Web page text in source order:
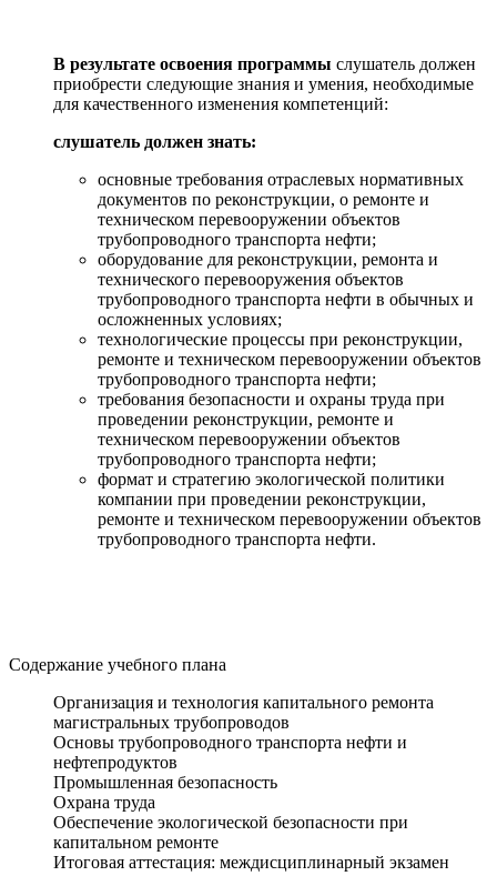
В результате освоения программы слушатель должен
приобрести следующие знания и умения, необходимые
для качественного изменения компетенций:
слушатель должен знать:
основные требования отраслевых нормативных
документов по реконструкции, о ремонте и
техническом перевооружении объектов
трубопроводного транспорта нефти;
оборудование для реконструкции, ремонта и
технического перевооружения объектов
трубопроводного транспорта нефти в обычных и
осложненных условиях;
технологические процессы при реконструкции,
ремонте и техническом перевооружении объектов
трубопроводного транспорта нефти;
требования безопасности и охраны труда при
проведении реконструкции, ремонте и
техническом перевооружении объектов
трубопроводного транспорта нефти;
формат и стратегию экологической политики
компании при проведении реконструкции,
ремонте и техническом перевооружении объектов
трубопроводного транспорта нефти.
Содержание учебного плана
Организация и технология капитального ремонта
магистральных трубопроводов
Основы трубопроводного транспорта нефти и
нефтепродуктов
Промышленная безопасность
Охрана труда
Обеспечение экологической безопасности при
капитальном ремонте
Итоговая аттестация: междисциплинарный экзамен